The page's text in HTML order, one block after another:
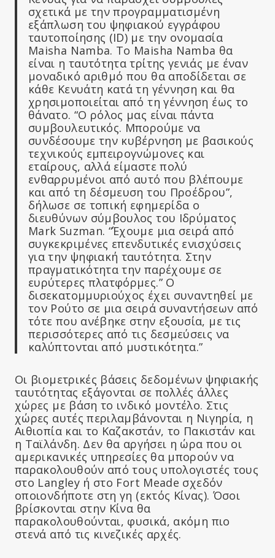
σχετικά με την προγραμματισμένη
εξάπλωση του ψηφιακού εγγράφου
ταυτοποίησης (ID) με την ονομασία
Maisha Namba. Το Maisha Namba θα
είναι η ταυτότητα τρίτης γενιάς με έναν
μοναδικό αριθμό που θα αποδίδεται σε
κάθε Κενυάτη κατά τη γέννηση και θα
χρησιμοποιείται από τη γέννηση έως το
θάνατο. “Ο ρόλος μας είναι πάντα
συμβουλευτικός. Μπορούμε να
συνδέσουμε την κυβέρνηση με βασικούς
τεχνικούς εμπειρογνώμονες και
εταίρους, αλλά είμαστε πολύ
ενθαρρυμένοι από αυτό που βλέπουμε
και από τη δέσμευση του Προέδρου”,
δήλωσε σε τοπική εφημερίδα ο
διευθύνων σύμβουλος του Ιδρύματος
Mark Suzman. “Έχουμε μια σειρά από
συγκεκριμένες επενδυτικές ενισχύσεις
για την ψηφιακή ταυτότητα. Στην
πραγματικότητα την παρέχουμε σε
ευρύτερες πλατφόρμες.” Ο
δισεκατομμυριούχος έχει συναντηθεί με
τον Ρούτο σε μια σειρά συναντήσεων από
τότε που ανέβηκε στην εξουσία, με τις
περισσότερες από τις δεσμεύσεις να
καλύπτονται από μυστικότητα.”
Οι βιομετρικές βάσεις δεδομένων ψηφιακής
ταυτότητας εξάγονται σε πολλές άλλες
χώρες με βάση το ινδικό μοντέλο. Στις
χώρες αυτές περιλαμβάνονται η Νιγηρία, η
Αιθιοπία και το Καζακστάν, το Πακιστάν και
η Ταϊλάνδη. Δεν θα αργήσει η ώρα που οι
αμερικανικές υπηρεσίες θα μπορούν να
παρακολουθούν από τους υπολογιστές τους
στο Langley ή στο Fort Meade σχεδόν
οποιονδήποτε στη γη (εκτός Κίνας). Όσοι
βρίσκονται στην Κίνα θα
παρακολουθούνται, φυσικά, ακόμη πιο
στενά από τις κινεζικές αρχές.